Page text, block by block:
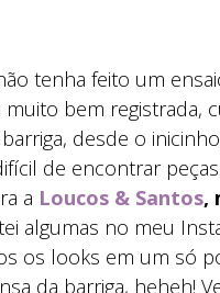
tenha feito um
muito bem
desde o
de encontrar peças
a Loucos & Santos,
algumas no meu
os looks em um só
da barriga, heheh!